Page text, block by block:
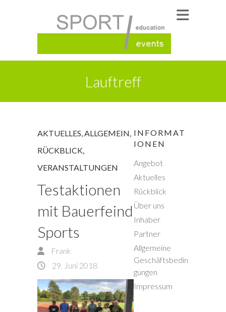
Lauftreff
AKTUELLES,ALLGEMEIN,
RÜCKBLICK,
VERANSTALTUNGEN
Testaktionen
mit Bauerfeind
Sports
Frank
29. Juni 2018
INFORMAT
IONEN
Angebot
Aktuelles
Rückblick
Über uns
Inhaber
Partner
Allgemeine
Geschäftsbedin
gungen
Impressum